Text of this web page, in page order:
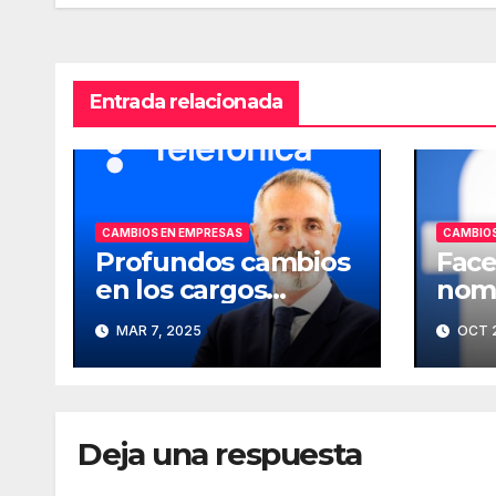
entradas
Entrada relacionada
CAMBIOS EN EMPRESAS
Profundos cambios
en los cargos
directivos de
Telefónica
MAR 7, 2025 OCT
Deja una respuesta